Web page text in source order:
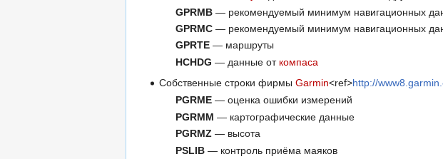
GPRMB— pекомендуемый минимум навигационных
GPRMC— pекомендуемый минимум навигационных
GPRTE— маршруты
HCHDG — данные от компаса
Собственные строки фирмыGarmin<ref>http://
PGRME— оценка ошибки измерений
PGRMM — картографические данные
PGRMZ— высота
PSLIB— контроль приёма маяков